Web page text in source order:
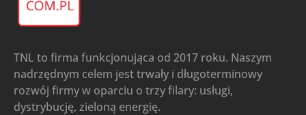
TNL to firma funkcjonująca od 2017 roku. Naszym
nadrzędnym celem jest trwały i długoterminowy
rozwój firmy w oparciu o trzy filary: usługi,
dystrybucję, zieloną energię.